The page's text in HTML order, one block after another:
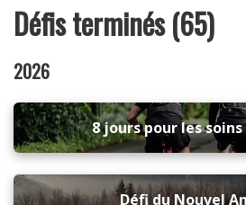
Défis terminés (65)
2026
8 jours pour les
Défi du Nouvel